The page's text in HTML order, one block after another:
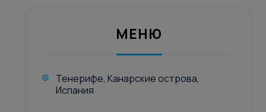
МЕНЮ
Тенерифе, Канарские острова,
Испания